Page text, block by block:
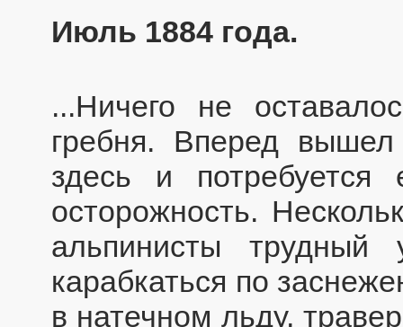
Июль 1884 года.
...Ничего не
гребня. Вперед
здесь и
осторожность.
альпинисты трудный
карабкаться по
в натечном льду,